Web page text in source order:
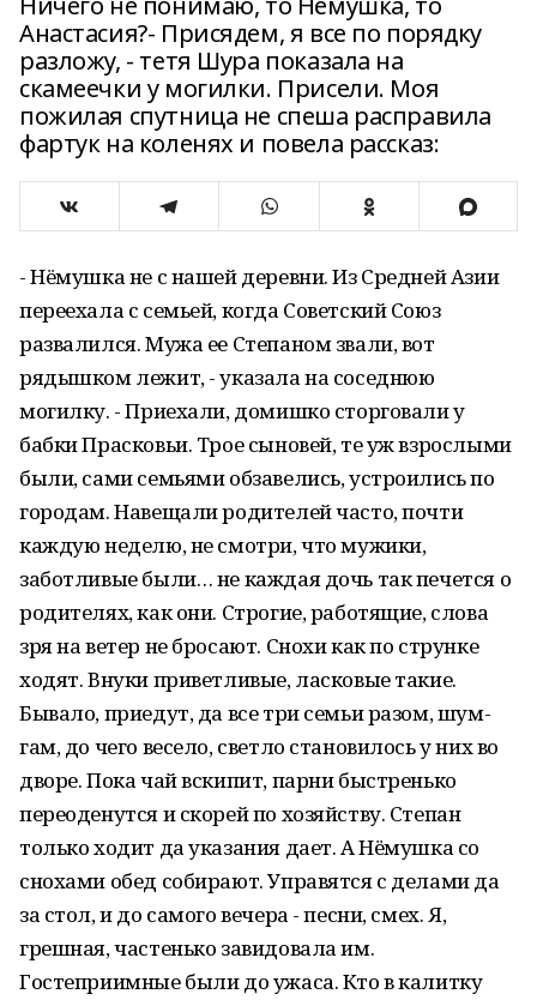
Анастасия?- Присядем, я все по порядку
разложу, - тетя Шура показала на
скамеечки у могилки. Присели. Моя
пожилая спутница не спеша расправила
фартук на коленях и повела рассказ:
- Нёмушка не с нашей деревни. Из Средней Азии
переехала с семьей, когда Советский Союз
развалился. Мужа ее Степаном звали, вот
рядышком лежит, - указала на соседнюю
могилку. - Приехали, домишко сторговали у
бабки Прасковьи. Трое сыновей, те уж взрослыми
были, сами семьями обзавелись, устроились по
городам. Навещали родителей часто, почти
каждую неделю, не смотри, что мужики,
заботливые были… не каждая дочь так печется о
родителях, как они. Строгие, работящие, слова
зря на ветер не бросают. Снохи как по струнке
ходят. Внуки приветливые, ласковые такие.
Бывало, приедут, да все три семьи разом, шум-
гам, до чего весело, светло становилось у них во
дворе. Пока чай вскипит, парни быстренько
переоденутся и скорей по хозяйству. Степан
только ходит да указания дает. А Нёмушка со
снохами обед собирают. Управятся с делами да
за стол, и до самого вечера - песни, смех. Я,
грешная, частенько завидовала им.
Гостеприимные были до ужаса. Кто в калитку